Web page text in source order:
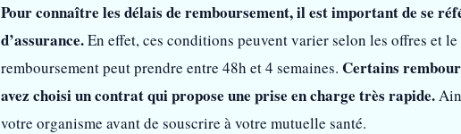
Pour connaître les délais de remboursement, il est important de se
d’assurance.En effet, ces conditions peuvent varier selon les offres et
remboursement peut prendre entre 48h et 4 semaines. Certains
avez choisi un contrat qui propose une prise en charge très rapide.
votre organisme avant de souscrire à votre mutuelle santé.